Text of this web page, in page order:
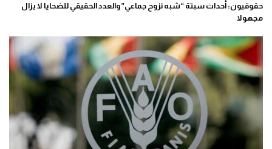
حقوقيون: أحداث سبتة “شبه نزوح جماعي” والعدد الحقيقي للضحايا لا يزال
مجهولا